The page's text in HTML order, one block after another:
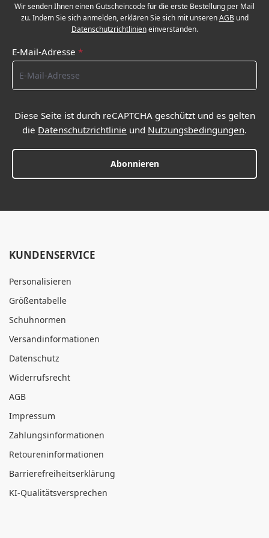
Wir senden Ihnen einen Gutscheincode für die erste Bestellung per Mail
zu. Indem Sie sich anmelden, erklären Sie sich mit unserenAGBund
Datenschutzrichtlinieneinverstanden.
E-Mail-Adresse *
Diese Seite ist durch reCAPTCHA geschützt und es gelten
die Datenschutzrichtlinie und Nutzungsbedingungen.
Abonnieren
KUNDENSERVICE
Personalisieren
Größentabelle
Schuhnormen
Versandinformationen
Datenschutz
Widerrufsrecht
AGB
Impressum
Zahlungsinformationen
Retoureninformationen
Barrierefreiheitserklärung
KI-Qualitätsversprechen